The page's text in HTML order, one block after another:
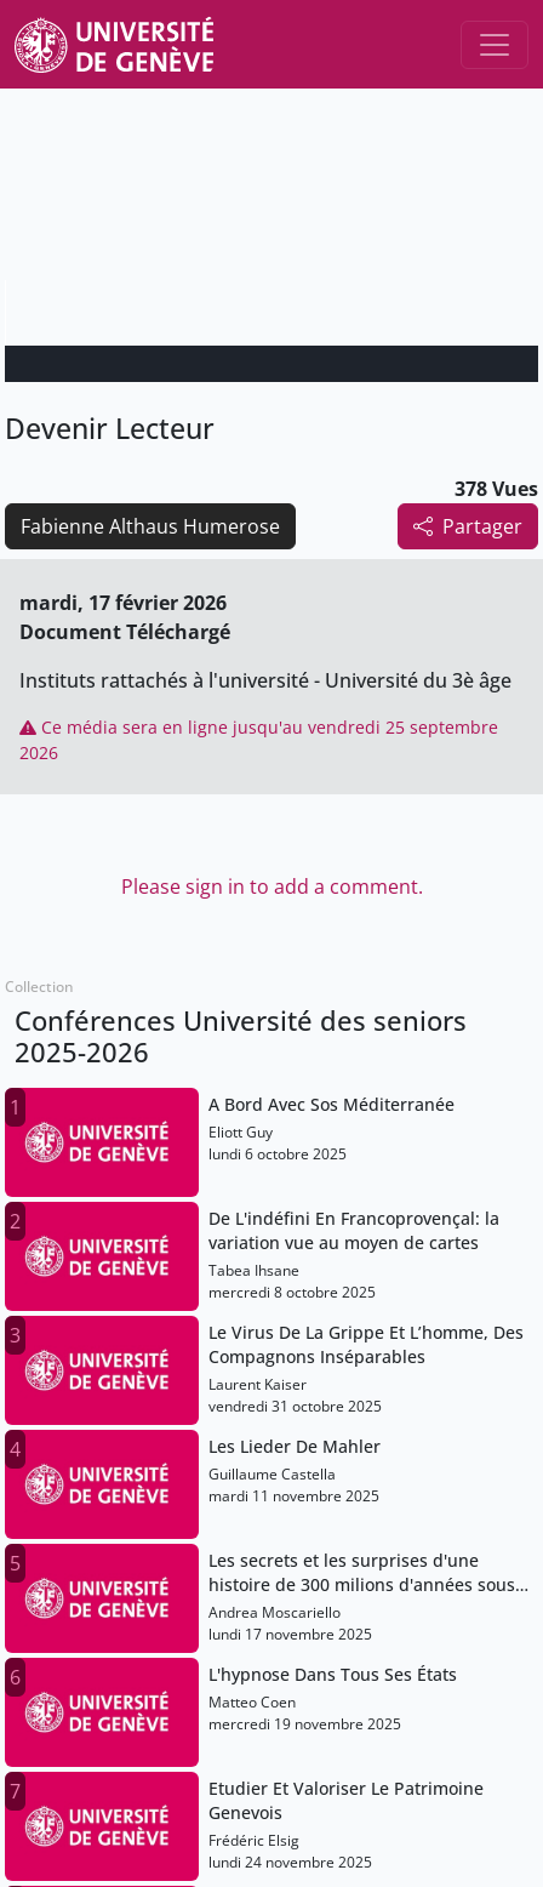
Devenir Lecteur
378 Vues
Partager
Fabienne Althaus Humerose
mardi, 17 février 2026
Document Téléchargé
Instituts rattachés à l'université - Université du 3è âge
Ce média sera en ligne jusqu'au vendredi 25 septembre
2026
Please sign in to add a comment.
Collection
Conférences Université des seniors
2025-2026
1 A Bord Avec Sos Méditerranée
Eliott Guy
lundi 6 octobre 2025
2
De L'indéfini En Francoprovençal: la
variation vue au moyen de cartes
Tabea Ihsane
mercredi 8 octobre 2025
3
Le Virus De La Grippe Et L’homme, Des
Compagnons Inséparables
Laurent Kaiser
vendredi 31 octobre 2025
4 Les Lieder De Mahler
Guillaume Castella
mardi 11 novembre 2025
5
Les secrets et les surprises d'une
histoire de 300 milions d'années sous
nos pieds
Andrea Moscariello
lundi 17 novembre 2025
6 L'hypnose Dans Tous Ses États
Matteo Coen
mercredi 19 novembre 2025
7
Etudier Et Valoriser Le Patrimoine
Genevois
Frédéric Elsig
lundi 24 novembre 2025